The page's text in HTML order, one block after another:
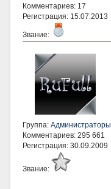
Комментариев: 17
Регистрация: 15.07.2013
Звание:
Группа: Администраторы
Комментариев: 295 661
Регистрация: 30.09.2009
Звание: